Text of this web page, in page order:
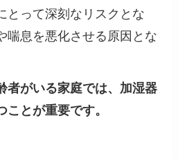
とって深刻なリスクとな
喘息を悪化させる原因とな
者がいる家庭では、加湿器
とが重要です​。